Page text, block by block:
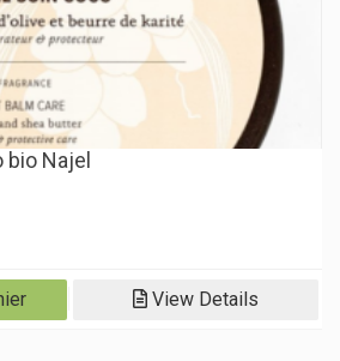
bio Najel
View Details